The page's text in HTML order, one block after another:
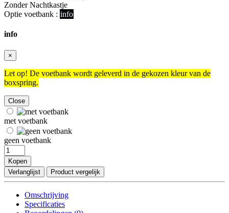
Zonder Nachtkastje
Optie voetbank : info
info
×
Let op! De voetbank wordt geleverd in de gekozen kleur van de
boxspring.
Close
met voetbank
geen voetbank
Kopen
Verlanglijst
Product vergelijk
Omschrijving
Specificaties